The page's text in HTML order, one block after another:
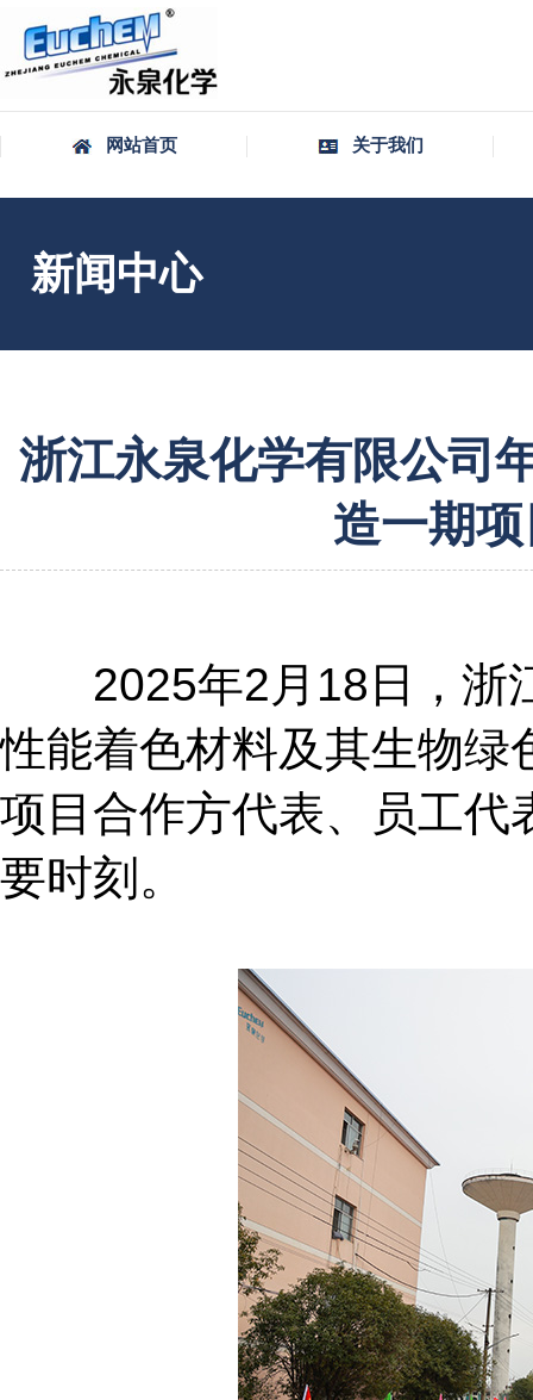
网站首页 关于我们
新闻中心
浙江永泉化学有限公司
造一期
2025年2月18日，浙江
性能着色材料及其生物绿
项目合作方代表、员工代
要时刻。